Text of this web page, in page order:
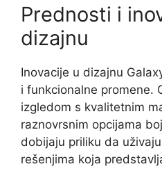
Prednosti i
dizajnu
Inovacije u dizajnu
i funkcionalne promene.
izgledom s kvalitetnim
raznovrsnim opcijama
dobijaju priliku da
rešenjima koja